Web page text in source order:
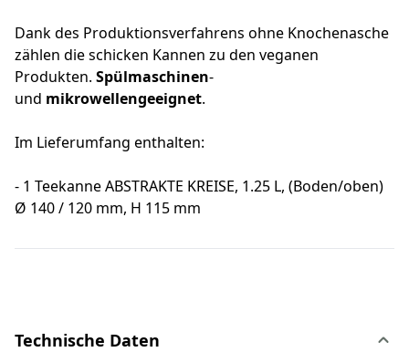
Dank des Produktionsverfahrens ohne Knochenasche
zählen die schicken Kannen zu den veganen
Produkten. Spülmaschinen-
und mikrowellengeeignet.
Im Lieferumfang enthalten:
- 1 Teekanne ABSTRAKTE KREISE, 1.25 L, (Boden/oben)
Ø 140 / 120 mm, H 115 mm
Technische Daten